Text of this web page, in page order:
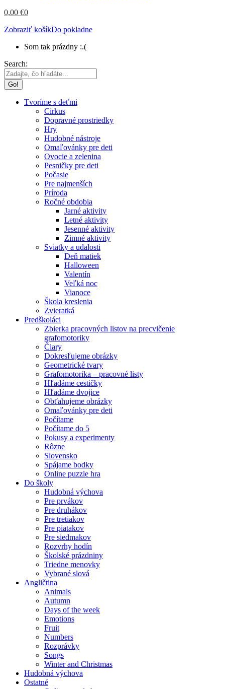
0,00 €0
Zobraziť košíkDo pokladne
Som tak prázdny :.(
Search:
Tvoríme s deťmi
Cirkus
Dopravné prostriedky
Hry
Hudobné nástroje
Omaľovánky pre deti
Ovocie a zelenina
Pesničky pre deti
Počasie
Pre najmenších
Príroda
Ročné obdobia
Jarné aktivity
Letné aktivity
Jesenné aktivity
Zimné aktivity
Sviatky a udalosti
Deň matiek
Halloween
Valentín
Veľká noc
Vianoce
Škola kreslenia
Zvieratká
Predškoláci
Zbierka pracovných listov na precvičenie
grafomotoriky
Čiary
Dokresľujeme obrázky
Geometrické tvary
Grafomotorika – pracovné listy
Hľadáme cestičky
Hľadáme dvojice
Obťahujeme obrázky
Omaľovánky pre deti
Počítame
Počítame do 5
Pokusy a experimenty
Rôzne
Slovensko
Spájame bodky
Online puzzle hra
Do školy
Hudobná výchova
Pre prvákov
Pre druhákov
Pre tretiakov
Pre piatakov
Pre siedmakov
Rozvrhy hodín
Školské prázdniny
Triedne menovky
Vybrané slová
Angličtina
Animals
Autumn
Days of the week
Emotions
Fruit
Numbers
Rozprávky
Songs
Winter and Christmas
Hudobná výchova
Ostatné